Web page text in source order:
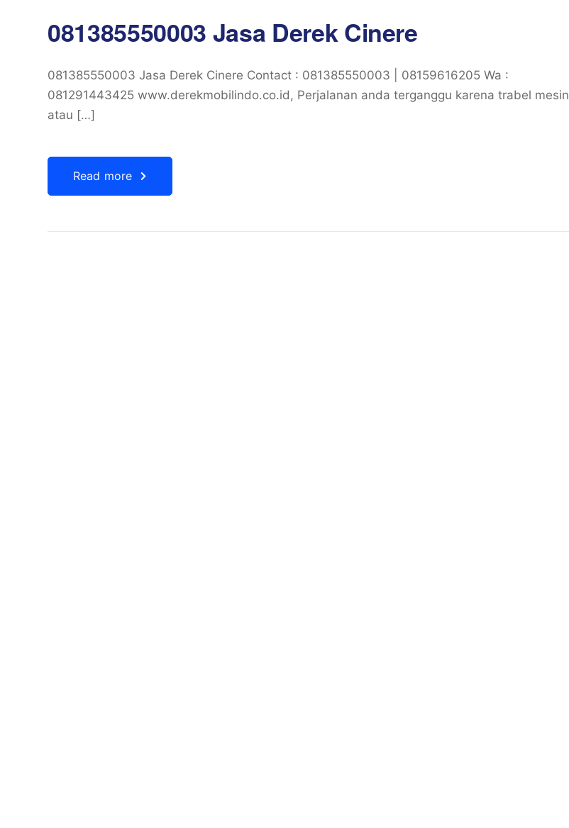
081385550003 Jasa Derek Cinere
081385550003 Jasa Derek Cinere Contact : 081385550003 | 08159616205 Wa :
081291443425 www.derekmobilindo.co.id, Perjalanan anda terganggu karena trabel mesin
atau […]
Read more